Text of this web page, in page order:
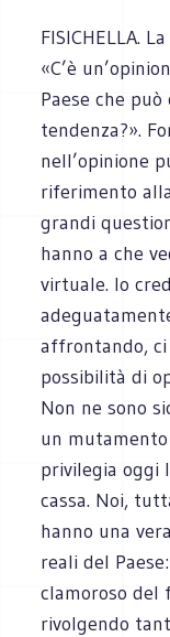
FISICHELLA.
«C’è
Paese che
tendenza?».
nell’opinione
riferimento
grandi
hanno a che
virtuale. Io
affrontando,
possibilità di
Non ne sono
un
privilegia oggi
cassa. Noi,
hanno una
reali del
clamoroso del
rivolgendo